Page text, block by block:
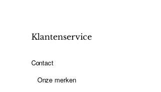
Klantenservice
Contact
Onze merken